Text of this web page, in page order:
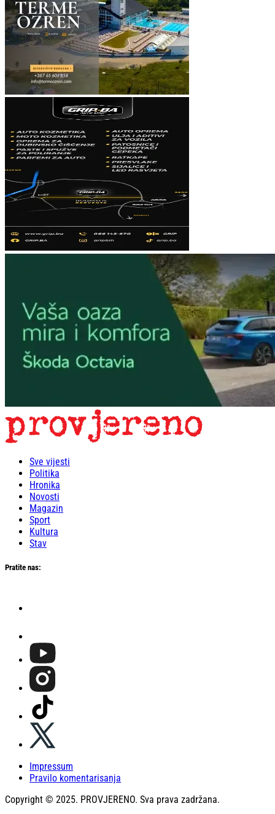
Sve vijesti
Politika
Hronika
Novosti
Magazin
Sport
Kultura
Stav
Pratite nas:
Impressum
Pravilo komentarisanja
Copyright © 2025. PROVJERENO. Sva prava zadržana.